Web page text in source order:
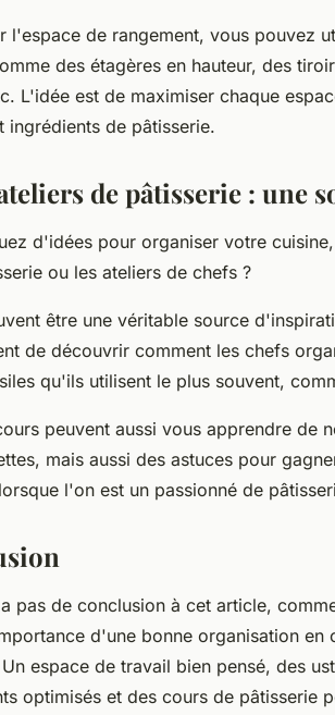
l'espace de rangement, vous pouvez
des étagères en hauteur, des
L'idée est de maximiser chaque
ingrédients de pâtisserie.
de pâtisserie : une
d'idées pour organiser votre
ou les ateliers de chefs ?
être une véritable source
de découvrir comment les chefs
qu'ils utilisent le plus souvent,
peuvent aussi vous apprendre de
mais aussi des astuces pour
l'on est un passionné de
pas de conclusion à cet article,
d'une bonne organisation en
espace de travail bien pensé, des
optimisés et des cours de pâtisserie